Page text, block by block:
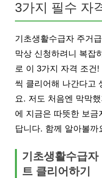
3가지 필수 자
기초생활수급자 주거
막상 신청하려니 복잡
로 이 3가지 자격 조건
씩 클리어해 나간다고
요. 저도 처음엔 막막
에 지금은 따뜻한 보금
답니다. 함께 알아볼까
기초생활수급
트 클리어하기